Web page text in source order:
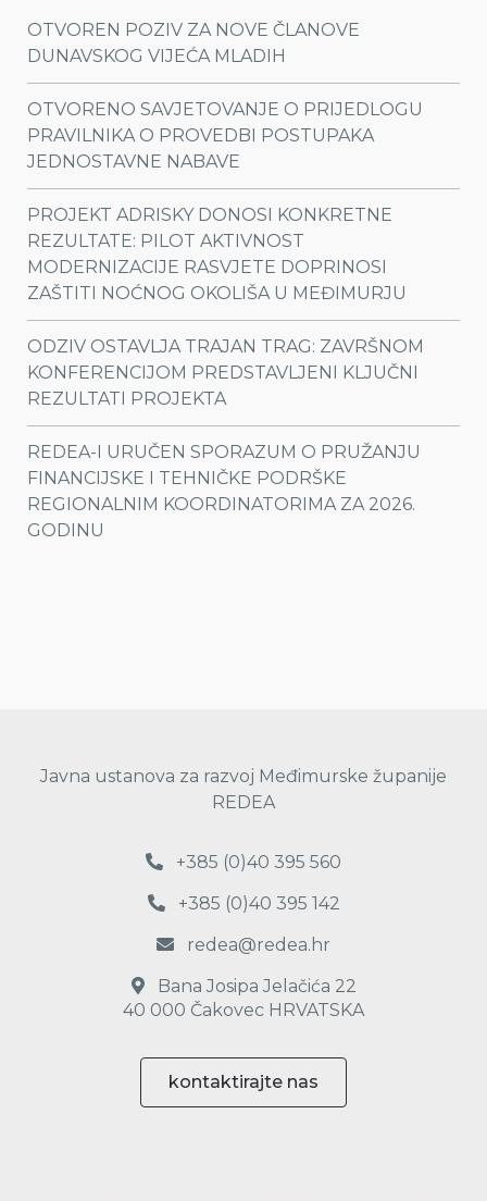
OTVOREN POZIV ZA NOVE ČLANOVE
DUNAVSKOG VIJEĆA MLADIH
OTVORENO SAVJETOVANJE O PRIJEDLOGU
PRAVILNIKA O PROVEDBI POSTUPAKA
JEDNOSTAVNE NABAVE
PROJEKT ADRISKY DONOSI KONKRETNE
REZULTATE: PILOT AKTIVNOST
MODERNIZACIJE RASVJETE DOPRINOSI
ZAŠTITI NOĆNOG OKOLIŠA U MEĐIMURJU
ODZIV OSTAVLJA TRAJAN TRAG: ZAVRŠNOM
KONFERENCIJOM PREDSTAVLJENI KLJUČNI
REZULTATI PROJEKTA
REDEA-I URUČEN SPORAZUM O PRUŽANJU
FINANCIJSKE I TEHNIČKE PODRŠKE
REGIONALNIM KOORDINATORIMA ZA 2026.
GODINU
Javna ustanova za razvoj Međimurske županije
REDEA
+385 (0)40 395 560
+385 (0)40 395 142
redea@redea.hr
Bana Josipa Jelačića 22
40 000 Čakovec HRVATSKA
kontaktirajte nas